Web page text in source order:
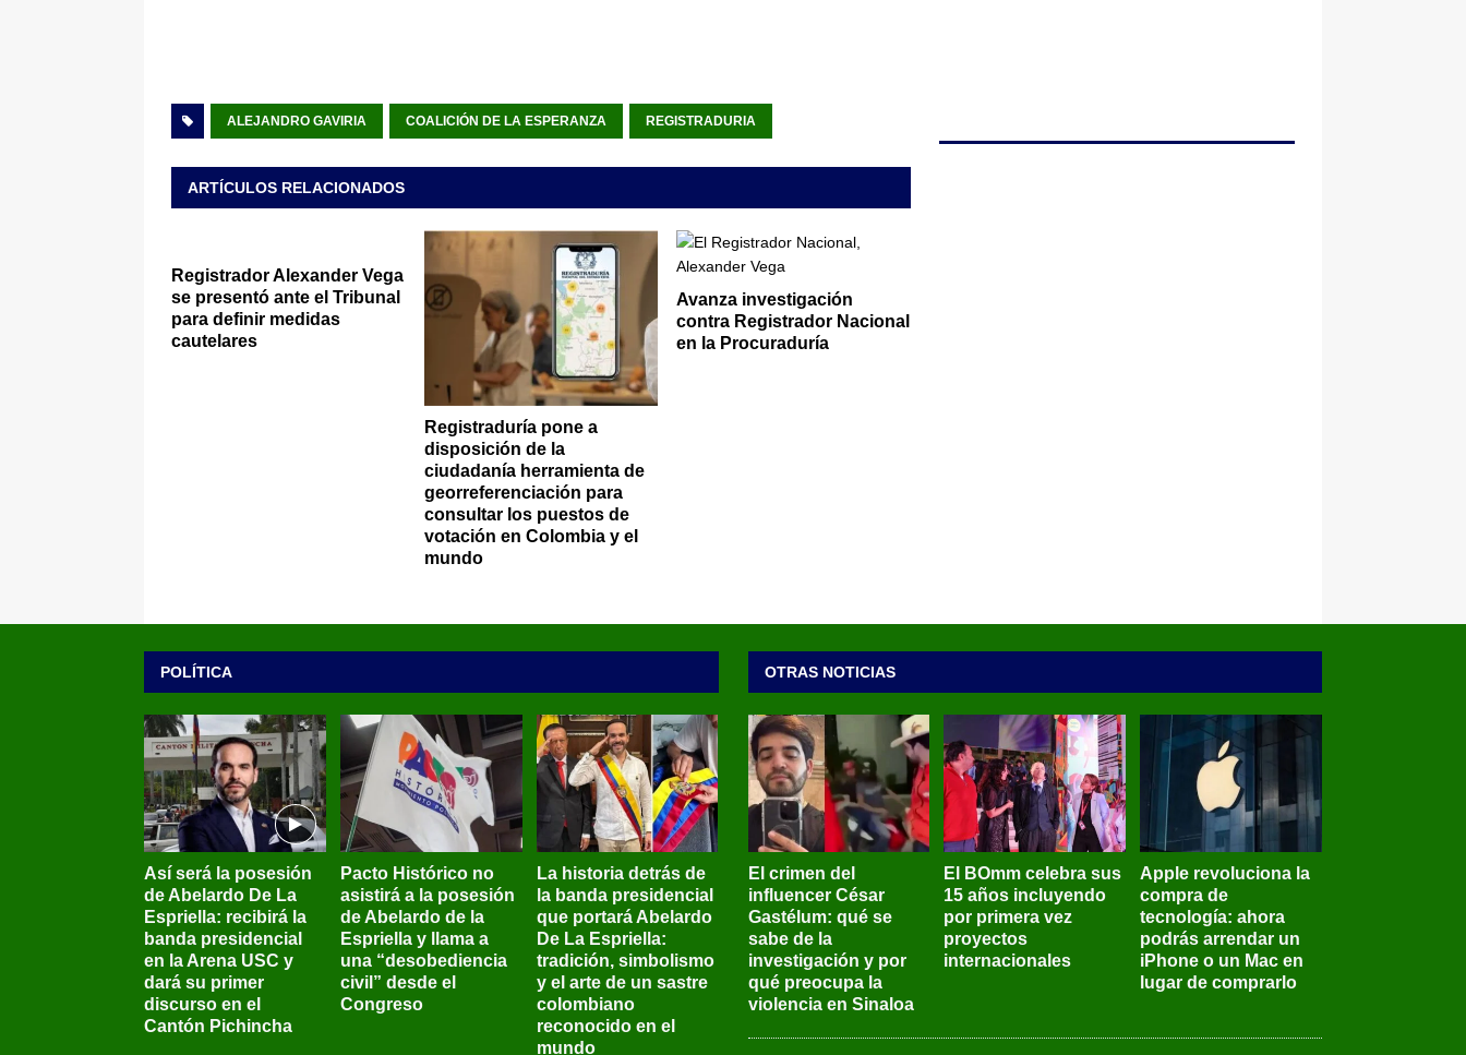
ALEJANDRO GAVIRIA COALICIÓN DE LA ESPERANZA REGISTRADURIA
ARTÍCULOS RELACIONADOS
Registrador Alexander Vega
se presentó ante el Tribunal
para definir medidas
cautelares
Registraduría pone a
disposición de la
ciudadanía herramienta de
georreferenciación para
consultar los puestos de
votación en Colombia y el
mundo
Avanza investigación
contra Registrador Nacional
en la Procuraduría
POLÍTICA
Así será la posesión
de Abelardo De La
Espriella: recibirá la
banda presidencial
en la Arena USC y
dará su primer
discurso en el
Cantón Pichincha
Pacto Histórico no
asistirá a la posesión
de Abelardo de la
Espriella y llama a
una “desobediencia
civil” desde el
Congreso
La historia detrás de
la banda presidencial
que portará Abelardo
De La Espriella:
tradición, simbolismo
y el arte de un sastre
colombiano
reconocido en el
mundo
OTRAS NOTICIAS
El crimen del
influencer César
Gastélum: qué se
sabe de la
investigación y por
qué preocupa la
violencia en Sinaloa
El BOmm celebra sus
15 años incluyendo
por primera vez
proyectos
internacionales
Apple revoluciona la
compra de
tecnología: ahora
podrás arrendar un
iPhone o un Mac en
lugar de comprarlo